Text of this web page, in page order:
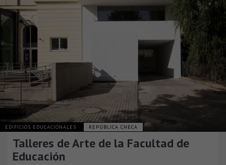
EDIFICIOS EDUCACIONALES REPÚBLICA CHECA
Talleres de Arte de la Facultad de
Educación